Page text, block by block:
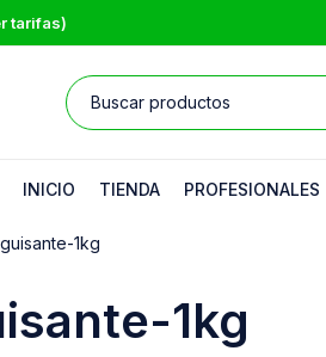
tarifas)
INICIO TIENDA PROFESIONALES
1kg
1kg